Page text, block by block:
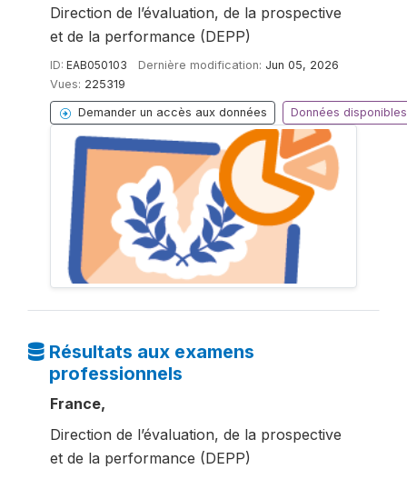
Direction de l’évaluation, de la prospective
et de la performance (DEPP)
ID: EAB050103 Dernière modification: Jun 05, 2026
Vues: 225319
Demander un accès aux données Données disponibles
Résultats aux examens
professionnels
France,
Direction de l’évaluation, de la prospective
et de la performance (DEPP)